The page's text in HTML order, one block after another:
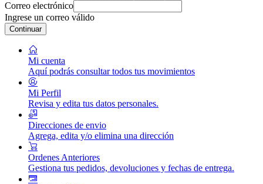
Correo electrónico
Ingrese un correo válido
Continuar
Mi cuenta
Aquí podrás consultar todos tus movimientos
Mi Perfil
Revisa y edita tus datos personales.
Direcciones de envio
Agrega, edita y/o elimina una dirección
Ordenes Anteriores
Gestiona tus pedidos, devoluciones y fechas de entrega.